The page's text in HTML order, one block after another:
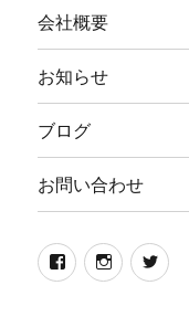
会社概要
お知らせ
ブログ
お問い合わせ
Facebook
イ